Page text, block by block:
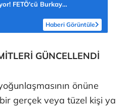
FETÖ'cü Burkay
Haberi Görüntüle
GÜNCELLENDİ
önüne
gerçek veya tüzel kişi ya